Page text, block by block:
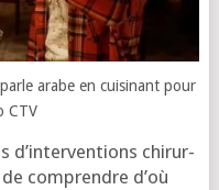
arabe en cui­si­nant pour
CTV
d’in­ter­ven­tions chi­rur­
com­prendre d’où